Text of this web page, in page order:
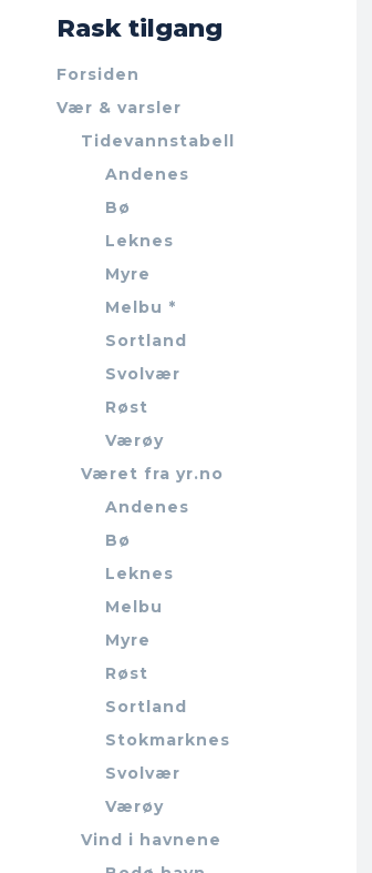
Rask tilgang
Forsiden
Vær & varsler
Tidevannstabell
Andenes
Bø
Leknes
Myre
Melbu *
Sortland
Svolvær
Røst
Værøy
Været fra yr.no
Andenes
Bø
Leknes
Melbu
Myre
Røst
Sortland
Stokmarknes
Svolvær
Værøy
Vind i havnene